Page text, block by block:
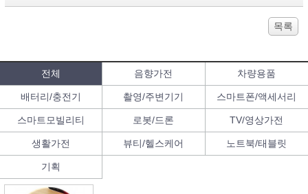
목록
전체 음향가전 차량용품
배터리/충전기 촬영/주변기기 스마트폰/액세서리
스마트모빌리티 로봇/드론 TV/영상가전
생활가전 뷰티/헬스케어 노트북/태블릿
기획